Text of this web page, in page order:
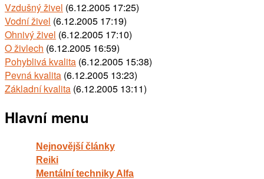
Vzdušný živel (6.12.2005 17:25)
Vodní živel (6.12.2005 17:19)
Ohnivý živel (6.12.2005 17:10)
O živlech (6.12.2005 16:59)
Pohyblivá kvalita (6.12.2005 15:38)
Pevná kvalita (6.12.2005 13:23)
Základní kvalita (6.12.2005 13:11)
Hlavní menu
Nejnovější články
Reiki
Mentální techniky Alfa